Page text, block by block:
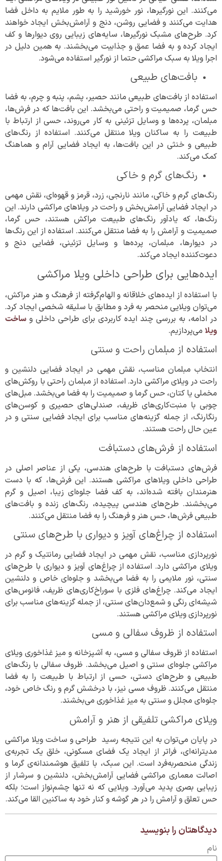
می‌کنند. این نورگیرها، نور خورشید را به طور ملایم به داخل فضا
هدایت می‌کنند و فضایی روشن، دنج و آرامش‌بخش ایجاد خواهند
کرد. طرح‌های مشبک نورگیرها، سایه‌های زیبایی روی دیوارها و کف
ایجاد کرده و به فضا عمق و جذابیت می‌بخشند. به همین دلیل در
اجرا ویلا به سبک مراکشی حتما از نورگیر استفاده می‌شود.
بافت‌های طبیعی
استفاده از بافت‌های طبیعی مانند حصیر، پشم، پنبه و چرم، به فضا
حس گرما، صمیمیت و راحتی می‌بخشد. این بافت‌ها که در فرش‌ها،
مبلمان، پرده‌ها و وسایل تزئینی به کار می‌روند، حسی از ارتباط با
طبیعت را به ساکنان ویلا منتقل می‌کنند. استفاده از رنگ‌های
طبیعی و خنثی در این بافت‌ها، به ایجاد فضایی آرام و هماهنگ
کمک می‌کند.
رنگ‌های گرم و خاکی
رنگ‌های گرم و خاکی، مانند نارنجی، زرد، قرمز و قهوه‌ای، نقش مهمی
در ایجاد فضایی آرامش‌بخش و راحت در ویلاهای مراکشی دارند. این
رنگ‌ها، که یادآور رنگ‌های طبیعت مراکش هستند، حس گرما،
صمیمیت و آرامش را به فضا منتقل می‌کنند. استفاده از این رنگ‌ها
در دیوارها، مبلمان، پرده‌ها و وسایل تزئینی، فضایی دنج و
دعوت‌کننده ایجاد می‌کند.
ایده‌هایی برای طراحی داخلی ویلا مراکشی
با استفاده از ایده‌های خلاقانه و الهام‌گرفته از فرهنگ و هنر مراکش،
می‌توان ویلایی منحصر به فرد و مطابق با سلیقه شخصی ایجاد کرد.
در ادامه، به بررسی چند ایده کاربردی برای طراحی داخلی و ساخت
ویلامی‌پردازیم.
استفاده از مبلمان راحت و سنتی
انتخاب مبلمان مناسب، نقش مهمی در ایجاد فضایی دلنشین و
راحت در ویلای مراکشی دارد. استفاده از مبلمان راحتی با روکش‌های
مخملی یا کتان، حس گرما و صمیمیت را به فضا می‌بخشد. مبل‌های
چوبی با منبت‌کاری‌های ظریف، صندلی‌های حصیری و کوسن‌های
رنگارنگ، از جمله گزینه‌های مناسب برای ایجاد فضایی سنتی و در
عین حال راحت هستند.
استفاده از فرش‌های دستبافت
فرش‌های دستبافت با طرح‌های هندسی، یکی از عناصر اصلی در
طراحی داخلی ویلاهای مراکشی هستند. این فرش‌ها، که با دست
هنرمندان بافته شده‌اند، به کف فضا جلوه‌ای زیبا، اصیل و گرم
می‌بخشند. طرح‌های هندسی پیچیده، رنگ‌های زنده و بافت‌های
طبیعی فرش‌ها، حس هنر و فرهنگ را به فضا منتقل می‌کنند.
استفاده از چراغ‌های آویز و دیواری با طرح‌های سنتی
نورپردازی مناسب، نقش مهمی در ایجاد فضایی رمانتیک و گرم در
ویلای مراکشی دارد. استفاده از چراغ‌های آویز و دیواری با طرح‌های
سنتی، نور ملایمی را به فضا می‌بخشد و جلوه‌ای خاص و دلنشین
ایجاد می‌کند. چراغ‌های فلزی با سوراخ‌کاری‌های ظریف، فانوس‌های
شیشه‌ای رنگی و شمع‌دان‌های سنتی، از جمله گزینه‌های مناسب برای
نورپردازی ویلای مراکشی هستند.
استفاده از ظروف سفالی و مسی
استفاده از ظروف سفالی و مسی، به آشپزخانه و میز غذاخوری ویلای
مراکشی جلوه‌ای سنتی و اصیل می‌بخشد. ظروف سفالی با رنگ‌های
طبیعی و طرح‌های دستی، حسی از ارتباط با طبیعت را به فضا
منتقل می‌کنند. ظروف مسی نیز، با درخشش گرم و رنگ خاص خود،
جلوه‌ای مجلل و سنتی به میز غذاخوری می‌بخشند.
ویلای مراکشی تلفیقی از هنر و آرامش
در پایان می‌توان به این نتیجه رسید طراحی و ساخت ویلا مراکشی
مدیترانه‌ای، فراتر از ایجاد یک فضای مسکونی، خلق یک تجربه‌ی
زندگی منحصربه‌فرد است. این سبک، با تلفیق هوشمندانه‌ی گرما و
اصالت معماری مراکشی فضایی آرامش‌بخش، دلنشین و سرشار از
زیبایی بصری پدید می‌آورد. ویلایی که نه تنها چشم‌نواز است؛ بلکه
حس تعلق و آرامش را در هر گوشه و کنار خود به ساکنین القا می‌کند.
دیدگاهتان را بنویسید
نام